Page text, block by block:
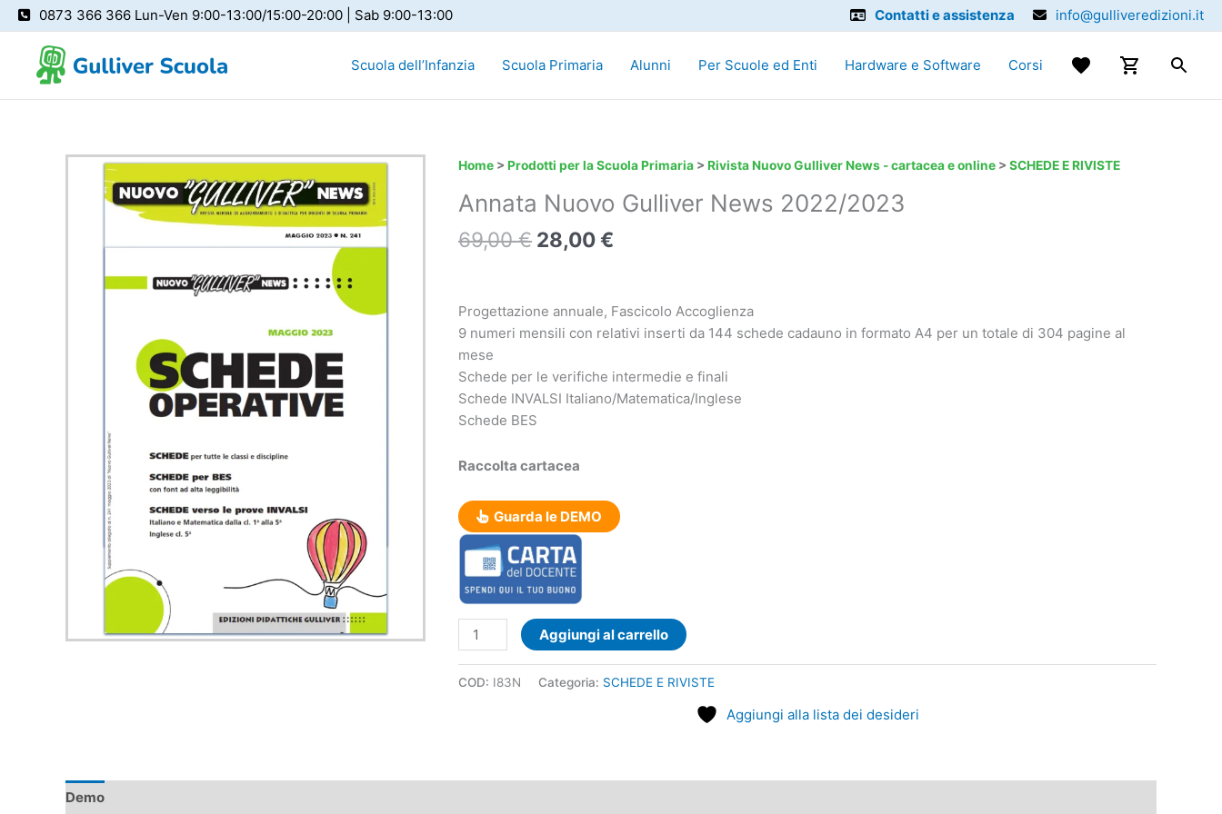
al
contenuto
0873 366 366 Lun-Ven 9:00-13:00/15:00-20:00 | Sab 9:00-13:00 Contatti e assistenza info@gulliveredizioni.it
Scuola dell’Infanzia Scuola Primaria Alunni Per Scuole ed Enti Hardware e Software Corsi
Home > Prodotti per la Scuola Primaria > Rivista Nuovo Gulliver News - cartacea e online > SCHEDE E RIVISTE
Annata Nuovo Gulliver News 2022/2023
69,00€
Il
originale
era:
69,00 €.
28,00€
Il
attuale
Progettazione annuale, Fascicolo Accoglienza
9 numeri mensili con relativi inserti da 144 schede cadauno in formato A4 per un totale di 304 pagine al
mese
Schede per le verifiche intermedie e finali
Schede INVALSI Italiano/Matematica/Inglese
Schede BES
Raccolta cartacea
Guarda le DEMO
Annata
Gulliver
News
2022/2023
Aggiungi al carrello
COD: I83N Categoria: SCHEDE E RIVISTE
Aggiungi alla lista dei desideri
Demo